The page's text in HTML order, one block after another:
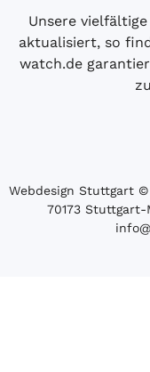
Unsere
aktualisiert, so
watch.de
Webdesign Stuttgart ©
70173